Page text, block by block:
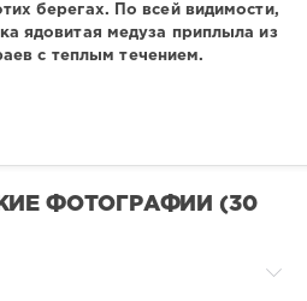
берегах. По всей видимости,
ядовитая медуза приплыла из
с теплым течением.
ФОТОГРАФИИ (30